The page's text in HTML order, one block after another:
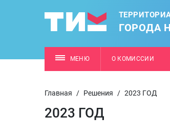
ГОРОДА
МЕНЮ О КОМИССИИ
Главная / Решения / 2023 ГОД
2023 ГОД